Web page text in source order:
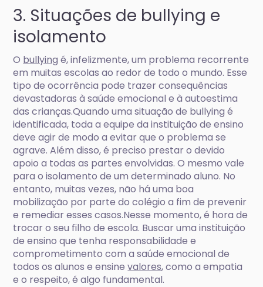
3. Situações de bullying e
isolamento
O bullying é, infelizmente, um problema recorrente
em muitas escolas ao redor de todo o mundo. Esse
tipo de ocorrência pode trazer consequências
devastadoras à saúde emocional e à autoestima
das crianças.Quando uma situação de bullying é
identificada, toda a equipe da instituição de ensino
deve agir de modo a evitar que o problema se
agrave. Além disso, é preciso prestar o devido
apoio a todas as partes envolvidas. O mesmo vale
para o isolamento de um determinado aluno. No
entanto, muitas vezes, não há uma boa
mobilização por parte do colégio a fim de prevenir
e remediar esses casos.Nesse momento, é hora de
trocar o seu filho de escola. Buscar uma instituição
de ensino que tenha responsabilidade e
comprometimento com a saúde emocional de
todos os alunos e ensinevalores, como a empatia
e o respeito, é algo fundamental.